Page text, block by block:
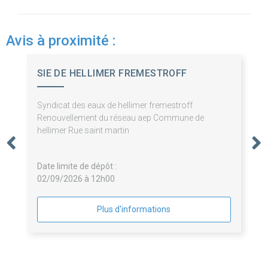
Avis à proximité :
SIE DE HELLIMER FREMESTROFF
Syndicat des eaux de hellimer fremestroff
Renouvellement du réseau aep Commune de
hellimer Rue saint martin
Date limite de dépôt :
02/09/2026 à 12h00
Plus d'informations